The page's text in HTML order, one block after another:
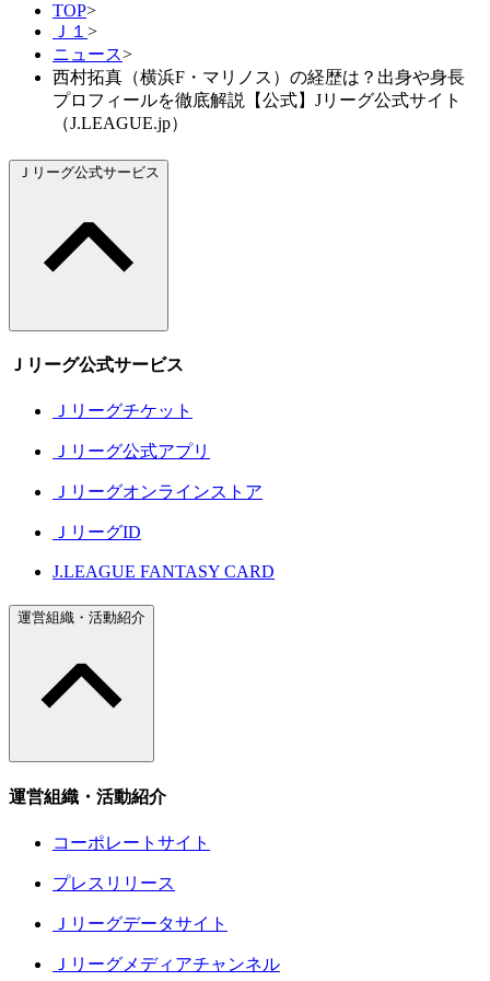
TOP>
Ｊ１ >
ニュース>
西村拓真（横浜F・マリノス）の経歴は？出身や身長
プロフィールを徹底解説【公式】Jリーグ公式サイト
（J.LEAGUE.jp）
Ｊリーグ公式サービス
Ｊリーグ公式サービス
Ｊリーグチケット
Ｊリーグ公式アプリ
Ｊリーグオンラインストア
ＪリーグID
J.LEAGUE FANTASY CARD
運営組織・活動紹介
運営組織・活動紹介
コーポレートサイト
プレスリリース
Ｊリーグデータサイト
Ｊリーグメディアチャンネル